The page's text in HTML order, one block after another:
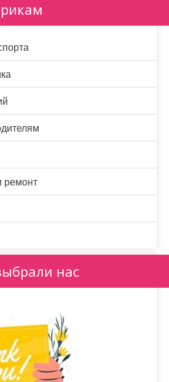
ремонт
нас